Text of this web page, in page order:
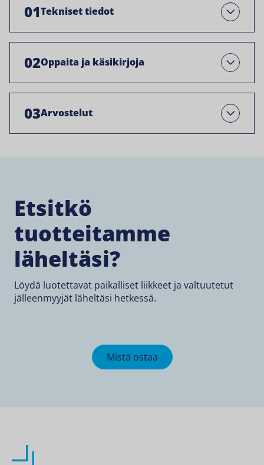
01Tekniset tiedot Avaa
02Oppaita ja käsikirjoja Open
03Arvostelut Open
Etsitkö
tuotteitamme
läheltäsi?
Löydä luotettavat paikalliset liikkeet ja valtuutetut
jälleenmyyjät läheltäsi hetkessä.
Mistä ostaa